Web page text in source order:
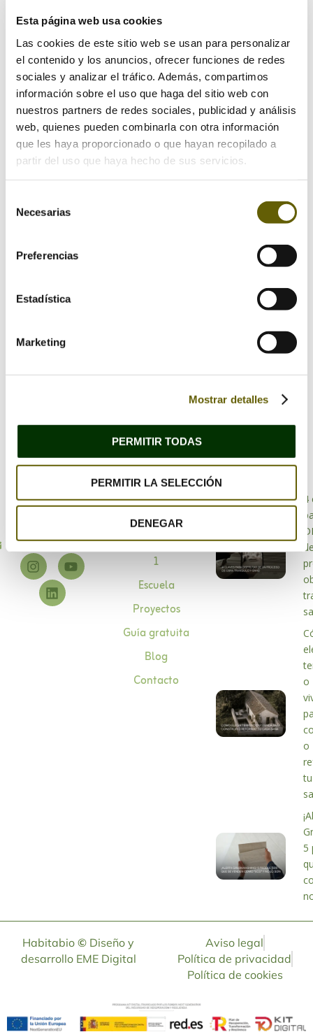
Esta página web usa cookies
Las cookies de este sitio web se usan para personalizar
el contenido y los anuncios, ofrecer funciones de redes
sociales y analizar el tráfico. Además, compartimos
información sobre el uso que haga del sitio web con
nuestros partners de redes sociales, publicidad y análisis
web, quienes pueden combinarla con otra información
que les haya proporcionado o que hayan recopilado a
partir del uso que haya hecho de sus servicios.
Necesarias
Preferencias
Estadística
Marketing
Mostrar detalles
PERMITIR TODAS
PERMITIR LA SELECCIÓN
DENEGAR
Enviar comentario
Tu dirección de correo electrónico no será publicada.
Los campos obligatorios están marcados con
Guarda mi nombre, correo electrónico y web en
info@habitabio.com
Bioarquitectura
Sobre mí
Asesoramiento 1 a
1
Escuela
Proyectos
Guía gratuita
Blog
Contacto
o
o
5
Habitabio © Diseño y
desarrollo EME Digital
Aviso legal
Política de privacidad
Política de cookies